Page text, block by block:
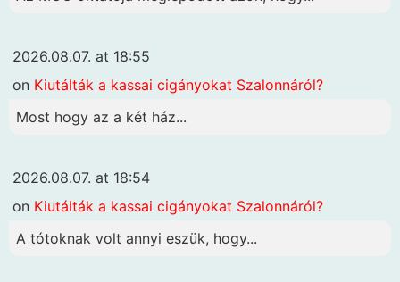
2026.08.07. at 18:55
on Kiutálták a kassai cigányokat Szalonnáról?
Most hogy az a két ház...
2026.08.07. at 18:54
on Kiutálták a kassai cigányokat Szalonnáról?
A tótoknak volt annyi eszük, hogy...